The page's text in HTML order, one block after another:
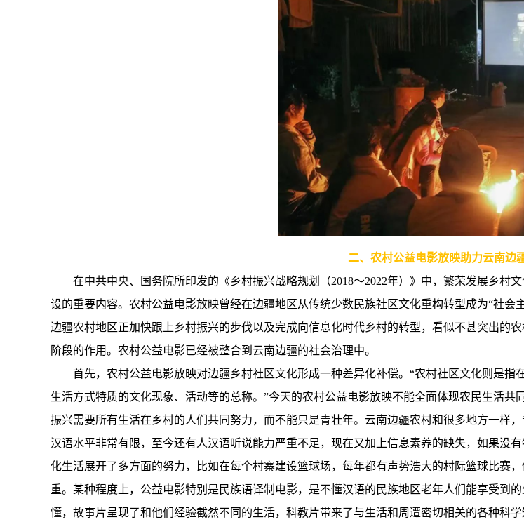
二、农村公益电影放映助力云南边
在中共中央、国务院所印发的《乡村振兴战略规划（2018～2022年）》中，繁荣发展乡
设的重要内容。农村公益电影放映曾经在边疆地区从传统少数民族社区文化重构转型成为“社会
边疆农村地区正加快跟上乡村振兴的步伐以及完成向信息化时代乡村的转型，看似不甚突出的
阶段的作用。农村公益电影已经被整合到云南边疆的社会治理中。
首先，农村公益电影放映对边疆乡村社区文化形成一种差异化补偿。“农村社区文化则是
生活方式特质的文化现象、活动等的总称。”今天的农村公益电影放映不能全面体现农民生活
振兴需要所有生活在乡村的人们共同努力，而不能只是青壮年。云南边疆农村和很多地方一样
汉语水平非常有限，至今还有人汉语听说能力严重不足，现在又加上信息素养的缺失，如果没
化生活展开了多方面的努力，比如在每个村寨建设篮球场，每年都有声势浩大的村际篮球比赛
重。某种程度上，公益电影特别是民族语译制电影，是不懂汉语的民族地区老年人们能享受到
懂，故事片呈现了和他们经验截然不同的生活，科教片带来了与生活和周遭密切相关的各种科学